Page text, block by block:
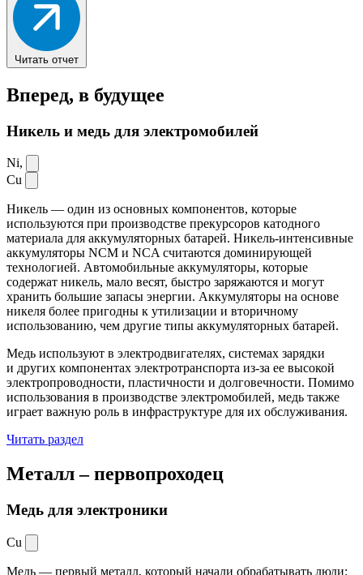
Читать отчет
Вперед, в будущее
Никель и медь для электромобилей
Ni,
Cu
Никель — один из основных компонентов, которые
используются при производстве прекурсоров катодного
материала для аккумуляторных батарей. Никель-интенсивные
аккумуляторы NCM и NCA считаются доминирующей
технологией. Автомобильные аккумуляторы, которые
содержат никель, мало весят, быстро заряжаются и могут
хранить большие запасы энергии. Аккумуляторы на основе
никеля более пригодны к утилизации и вторичному
использованию, чем другие типы аккумуляторных батарей.
Медь используют в электродвигателях, системах зарядки
и других компонентах электротранспорта из-за ее высокой
электропроводности, пластичности и долговечности. Помимо
использования в производстве электромобилей, медь также
играет важную роль в инфраструктуре для их обслуживания.
Читать раздел
Металл –первопроходец
Медь для электроники
Cu
Медь — первый металл, который начали обрабатывать люди: